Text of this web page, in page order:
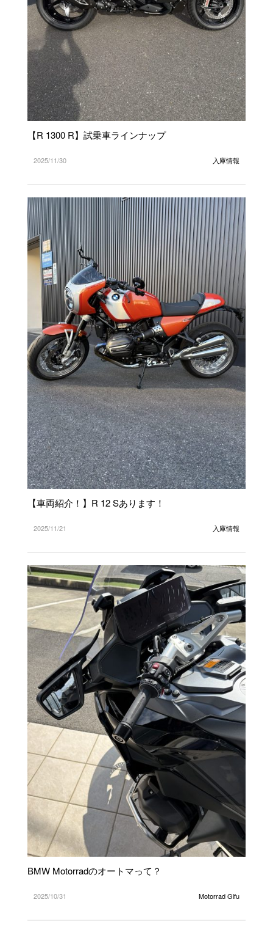
【R 1300 R】試乗車ラインナップ
2025/11/30 入庫情報
【車両紹介！】R 12 Sあります！
2025/11/21 入庫情報
BMW Motorradのオートマって？
2025/10/31 Motorrad Gifu